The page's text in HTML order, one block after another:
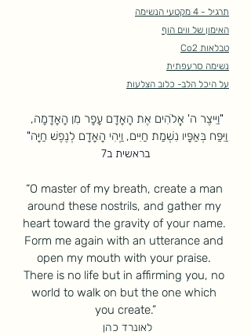
תרגיל - 4 מקטעי הנשימה
האימון של ווים הוף
טבלאות Co2
נשימה סרעפתית
על היכל הלב- כלוב הצלעות
"וַיִּיצֶר ה' אֱלֹהִים אֶת הָאָדָם עָפָר מִן הָאֲדָמָה,
וַיִּפַּח בְּאַפָּיו נִשְׁמַת חַיִּים, וַיְהִי הָאָדָם לְנֶפֶשׁ חַיָּה"
בראשית ב7
“O master of my breath, create a man
around these nostrils, and gather my
heart toward the gravity of your name.
Form me again with an utterance and
open my mouth with your praise.
There is no life but in affirming you, no
world to walk on but the one which
you create.”
לאונרד כהן